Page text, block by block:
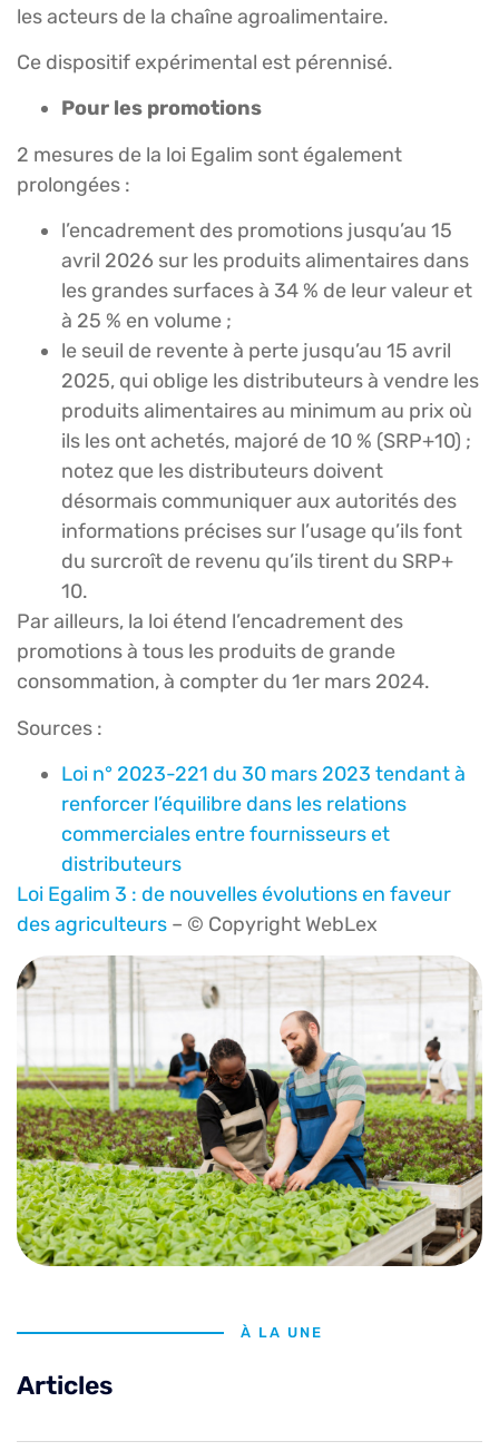
les acteurs de la chaîne agroalimentaire.
Ce dispositif expérimental est pérennisé.
Pour les promotions
2 mesures de la loi Egalim sont également
prolongées :
l’encadrement des promotions jusqu’au 15
avril 2026 sur les produits alimentaires dans
les grandes surfaces à 34 % de leur valeur et
à 25 % en volume ;
le seuil de revente à perte jusqu’au 15 avril
2025, qui oblige les distributeurs à vendre les
produits alimentaires au minimum au prix où
ils les ont achetés, majoré de 10 % (SRP+10) ;
notez que les distributeurs doivent
désormais communiquer aux autorités des
informations précises sur l’usage qu’ils font
du surcroît de revenu qu’ils tirent du SRP+
10.
Par ailleurs, la loi étend l’encadrement des
promotions à tous les produits de grande
consommation, à compter du 1er mars 2024.
Sources :
Loi n° 2023-221 du 30 mars 2023 tendant à
renforcer l’équilibre dans les relations
commerciales entre fournisseurs et
distributeurs
Loi Egalim 3 : de nouvelles évolutions en faveur
des agriculteurs – © Copyright WebLex
À LA UNE
Articles